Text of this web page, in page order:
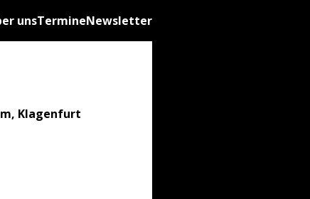
unsTermineNewsletter
Klagenfurt